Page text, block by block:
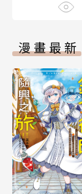
漫畫最新